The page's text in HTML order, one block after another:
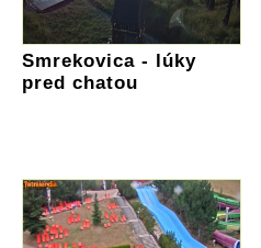
Smrekovica - lúky
pred chatou